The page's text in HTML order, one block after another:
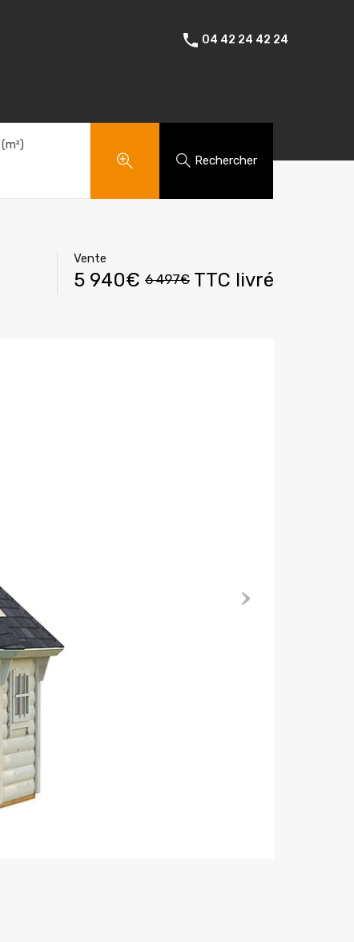
04 42 24 42 24
(m²)
Rechercher
Vente
5 940€ 6 497€ TTC livré